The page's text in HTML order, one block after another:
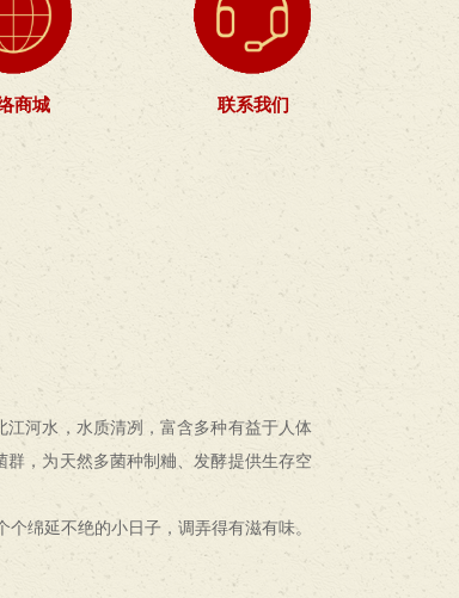
河水，水质清冽，富含多种有益于人体
，为天然多菌种制粬、发酵提供生存空
绵延不绝的小日子，调弄得有滋有味。
商城 联系我们